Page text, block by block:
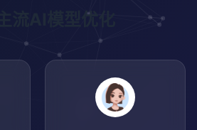
主流AI模型优化